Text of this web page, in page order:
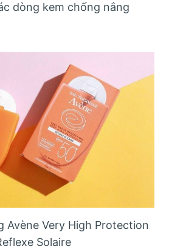
dòng kem chống nắng
Avène Very High Protection
Solaire